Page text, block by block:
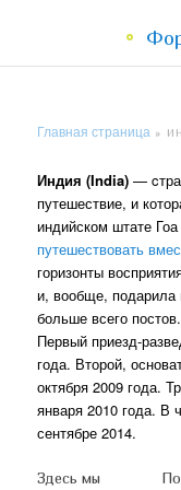
Главная страница »
Индия (India) —
путешествие, и
индийском штате Гоа
путешествовать
горизонты
и, вообще,
больше всего постов.
Первый приезд-
года. Второй,
октября 2009 года.
января 2010 года. В
сентябре 2014.
Здесь мы